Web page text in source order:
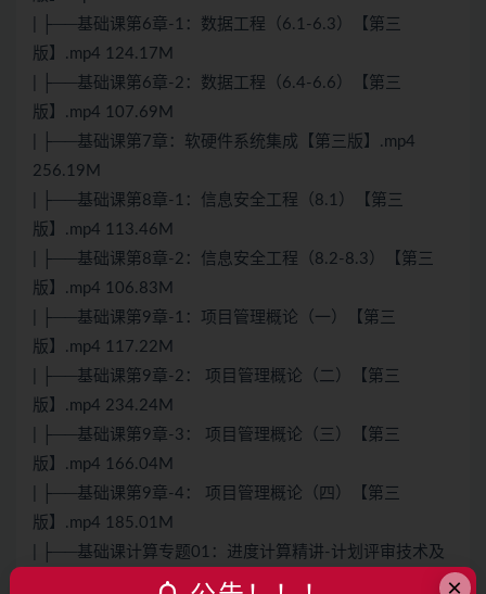
| ├──基础课第6章-1：数据工程（6.1-6.3）【第三
版】.mp4 124.17M
| ├──基础课第6章-2：数据工程（6.4-6.6）【第三
版】.mp4 107.69M
| ├──基础课第7章：软硬件系统集成【第三版】.mp4
256.19M
| ├──基础课第8章-1：信息安全工程（8.1）【第三
版】.mp4 113.46M
| ├──基础课第8章-2：信息安全工程（8.2-8.3）【第三
版】.mp4 106.83M
| ├──基础课第9章-1：项目管理概论（一）【第三
版】.mp4 117.22M
| ├──基础课第9章-2： 项目管理概论（二）【第三
版】.mp4 234.24M
| ├──基础课第9章-3： 项目管理概论（三）【第三
版】.mp4 166.04M
| ├──基础课第9章-4： 项目管理概论（四）【第三
版】.mp4 185.01M
| ├──基础课计算专题01：进度计算精讲-计划评审技术及
三点估算.mp4 24.43M
×